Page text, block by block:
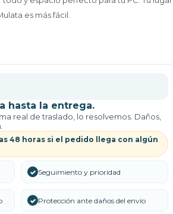
es más fácil.
hasta la entrega.
real de traslado, lo resolvemos. Daños,
48 horas si el pedido llega con algún
✓ Seguimiento y prioridad
✓ Protección ante daños del envío